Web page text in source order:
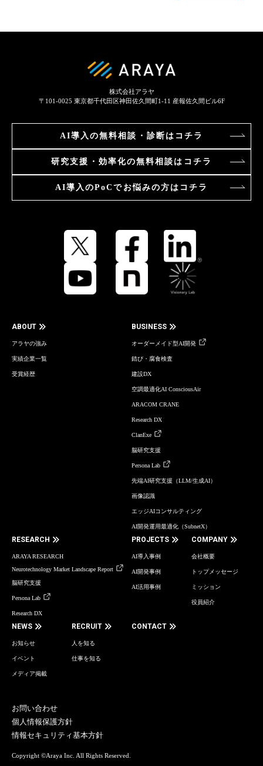
株式会社アラヤ
〒101-0025 東京都千代田区神田佐久間町1-11 産報佐久間ビル6F
AI導入の無料相談・診断はコチラ
研究支援・効率化の無料相談はコチラ
AI導入のPoCで お悩みの方はコチラ
ABOUT
アラヤの強み
実績企業一覧
受賞経歴
BUSINESS
オーダーメイド型AI開発
錆び・腐食検査
建設DX
空調最適化AI ConsciousAir
ARACOM CRANE
Research DX
ClanExe
脳研究支援
Persona Lab
先端AI研究支援（LLM/生成AI）
画像認識
エッジAIコンサルティング
AI開発運用最適化（SubnetX）
RESEARCH
ARAYA RESEARCH
Neurotechnology Market Landscape Report
脳研究支援
Persona Lab
Research DX
PROJECTS
AI導入事例
AI開発事例
AI活用事例
COMPANY
会社概要
トップメッセージ
ミッション
役員紹介
NEWS
お知らせ
イベント
メディア掲載
RECRUIT
人を知る
仕事を知る
CONTACT
お問い合わせ
個人情報保護方針
情報セキュリティ基本方針
Copyright ©Araya Inc. All Rights Reserved.